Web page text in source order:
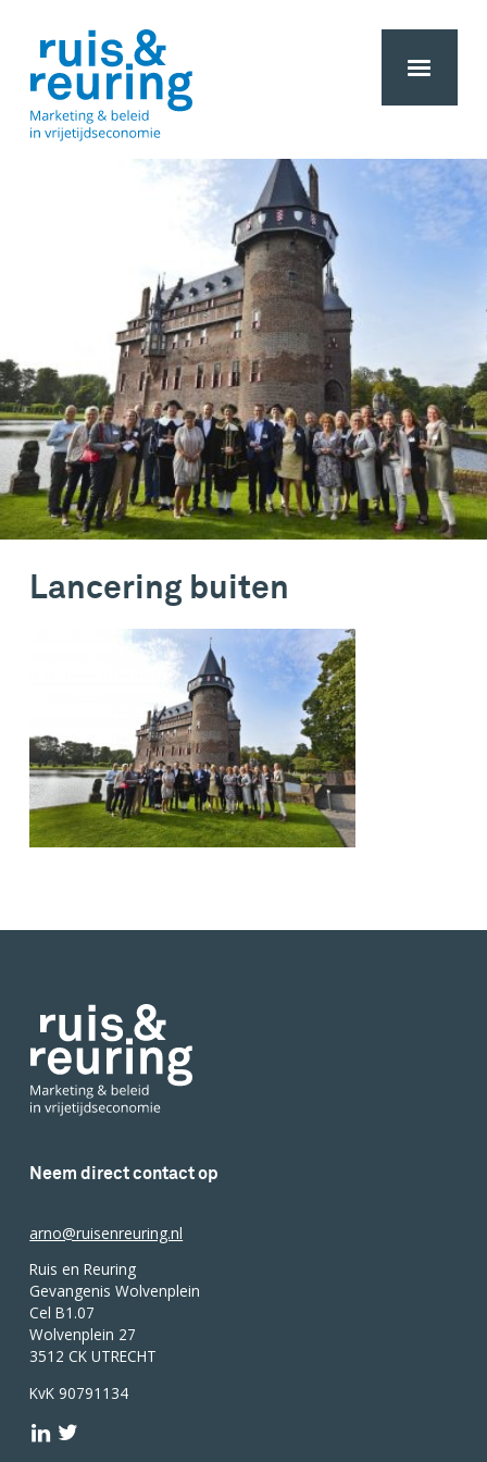
Lancering buiten
Neem direct contact op
arno@ruisenreuring.nl
Ruis en Reuring
Gevangenis Wolvenplein
Cel B1.07
Wolvenplein 27
3512 CK UTRECHT
KvK 90791134